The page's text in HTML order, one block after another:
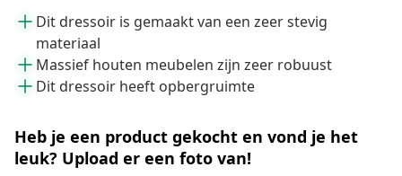
Dit dressoir is gemaakt van een zeer stevig
materiaal
Massief houten meubelen zijn zeer robuust
Dit dressoir heeft opbergruimte
Heb je een product gekocht en vond je het
leuk? Upload er een foto van!